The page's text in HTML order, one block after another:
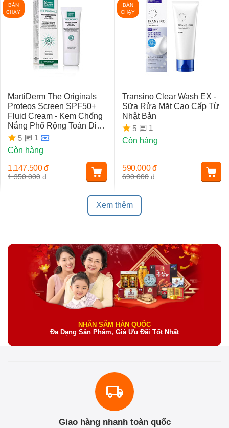
BÁN
CHẠY
MartiDerm The Originals
Proteos Screen SPF50+
Fluid Cream - Kem Chống
Nắng Phổ Rộng Toàn Diện
Ngừa Lão Hóa, Nám Da
5
1
Còn hàng
1.350.000 đ
1.147.500 đ
BÁN
CHẠY
Transino Clear Wash EX -
Sữa Rửa Mặt Cao Cấp Từ
Nhật Bản
5
1
Còn hàng
690.000 đ
590.000 đ
Xem thêm
NHÂN SÂM HÀN QUỐC
Đa Dạng Sản Phẩm, Giá Ưu Đãi Tốt Nhất
Giao hàng nhanh toàn quốc